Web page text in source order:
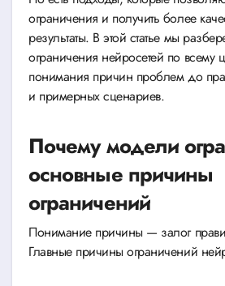
ограничения и получить более
результаты. В этой статье мы
ограничения нейросетей по всему
понимания причин проблем до
и примерных сценариев.
Почему модели
основные причины
ограничений
Понимание причины — залог
Главные причины ограничений